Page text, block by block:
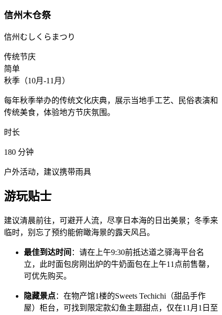
信州木仓祭
信州むしくらまつり
传统节庆
简单
秋季（10月-11月）
每年秋季举办的传统文化庆典，展示当地手工艺、民俗表演和
传统美食，体验地方节庆氛围。
时长
180 分钟
户外活动，建议携带雨具
游玩贴士
建议清晨前往，可避开人流，尽享日本海的日出美景；冬季来
临时，别忘了预约能俯瞰海景的露天风吕。
最佳到达时间 ：请在上午9:30前抵达道之驿海平台名
立，此时面包房刚出炉的牛奶面包在上午11点前售罄，
可优先购买。
隐藏景点：在物产馆1楼的Sweets Techichi（甜品手作
屋）柜台，可找到限定款幻鱼主题甜点，仅在11月1日至